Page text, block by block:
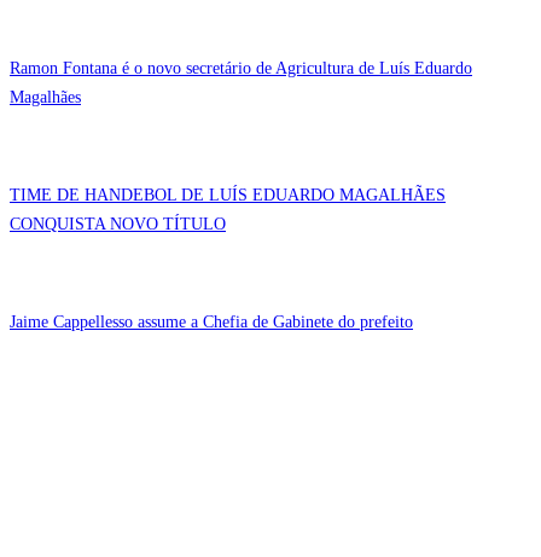
Ramon Fontana é o novo secretário de Agricultura de Luís Eduardo
Magalhães
TIME DE HANDEBOL DE LUÍS EDUARDO MAGALHÃES
CONQUISTA NOVO TÍTULO
Jaime Cappellesso assume a Chefia de Gabinete do prefeito